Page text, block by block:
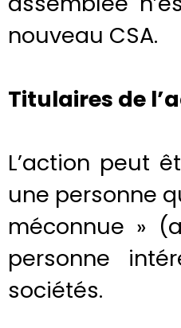
nouveau CSA.
Titulaires de
L’action peut
une personne
méconnue »
personne
sociétés.